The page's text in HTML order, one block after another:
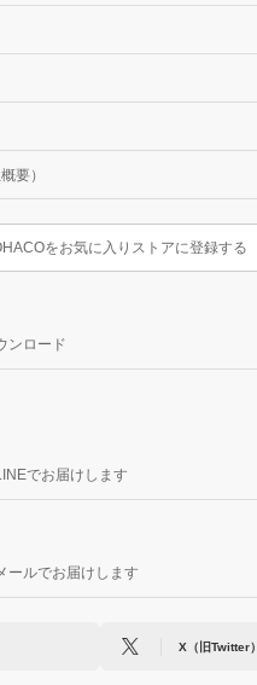
要）
をお気に入りストアに登録する
ンロード
でお届けします
ールでお届けします
X（旧Twitter）